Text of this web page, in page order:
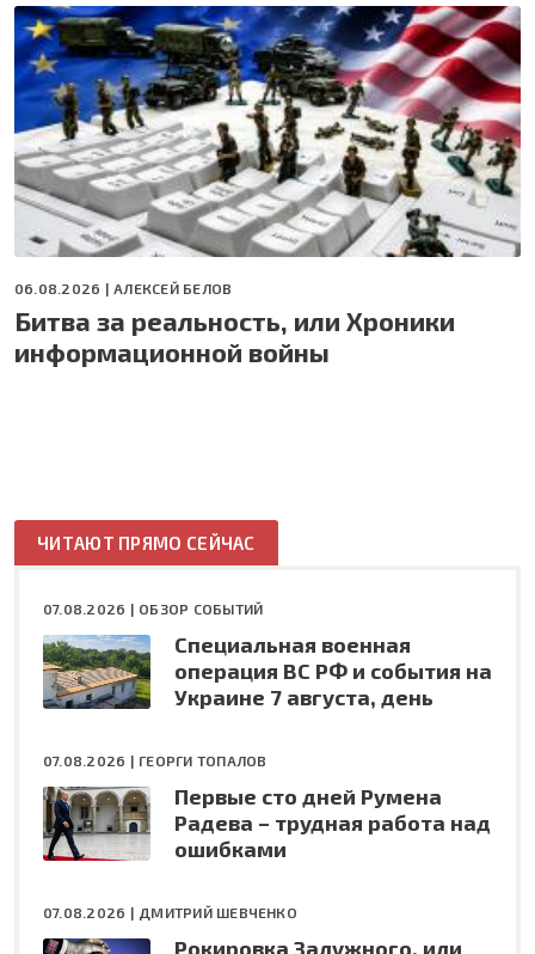
06.08.2026 |АЛЕКСЕЙ БЕЛОВ
Битва за реальность, или Хроники
информационной войны
ЧИТАЮТ ПРЯМО СЕЙЧАС
07.08.2026 | ОБЗОР СОБЫТИЙ
Специальная военная
операция ВС РФ и события на
Украине 7 августа, день
07.08.2026 | ГЕОРГИ ТОПАЛОВ
Первые сто дней Румена
Радева – трудная работа над
ошибками
07.08.2026 | ДМИТРИЙ ШЕВЧЕНКО
Рокировка Залужного, или